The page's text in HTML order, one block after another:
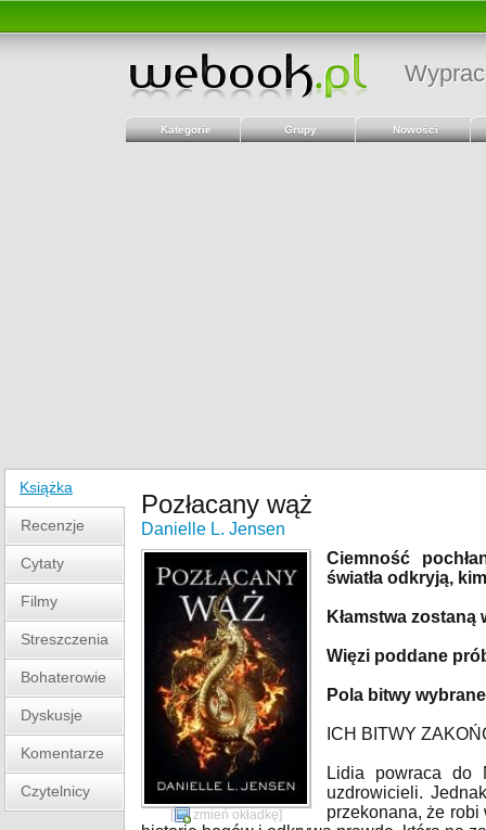
Kategorie Grupy Nowości
Książka
Recenzje
Cytaty
Filmy
Streszczenia
Bohaterowie
Dyskusje
Komentarze
Czytelnicy
Pozłacany wąż
Danielle L. Jensen
[ zmień okładkę]
Ciemność
światła odkryją,
Kłamstwa
Więzi poddane
Pola bitwy
ICH BITWY
Lidia powraca do
uzdrowicieli.
przekonana, że robi